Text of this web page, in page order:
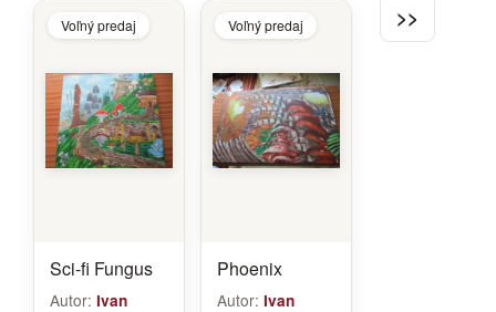
>>
Voľný predaj
Sci-fi Fungus
Autor: Ivan
Voľný predaj
Phoenix
Autor: Ivan